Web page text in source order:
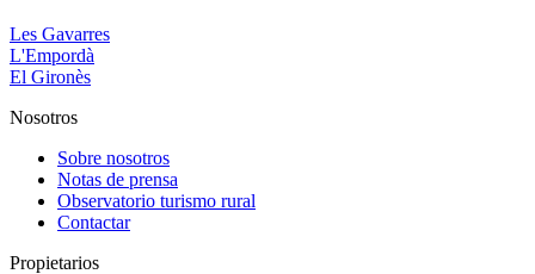
Les Gavarres
L'Empordà
El Gironès
Nosotros
Sobre nosotros
Notas de prensa
Observatorio turismo rural
Contactar
Propietarios